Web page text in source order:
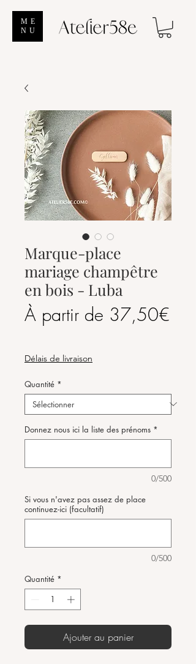
ME
NU
Marque-place
mariage champêtre
en bois - Luba
À partir de 37,50€
promotionnel
Délais de livraison
Quantité *
Donnez nous ici la liste des prénoms *
0/500
Si vous n'avez pas assez de place
continuez-ici (facultatif)
0/500
Quantité *
Ajouter au panier